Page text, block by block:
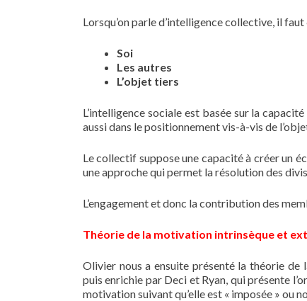
Lorsqu’on parle d’intelligence collective, il
Soi
Les autres
L’objet tiers
L’intelligence sociale est basée sur la
aussi dans le positionnement vis-à-vis de
Le collectif suppose une capacité à créer un
une approche qui permet la résolution des
L’engagement et donc la contribution des
Théorie de la motivation intrinsèque et
Olivier nous a ensuite présenté la théorie
puis enrichie par Deci et Ryan, qui présente
motivation suivant qu’elle est « imposée » ou